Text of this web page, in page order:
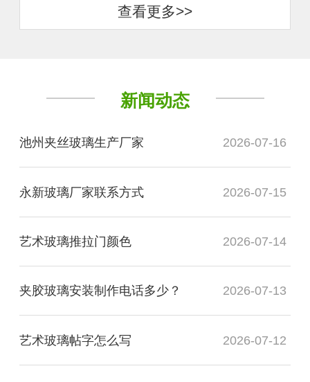
查看更多>>
新闻动态
池州夹丝玻璃生产厂家 2026-07-16
永新玻璃厂家联系方式 2026-07-15
艺术玻璃推拉门颜色 2026-07-14
夹胶玻璃安装制作电话多少？ 2026-07-13
艺术玻璃帖字怎么写 2026-07-12